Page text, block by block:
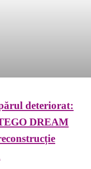
deteriorat:
DREAM